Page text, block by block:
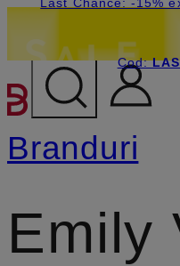
SARI LA
Cod:
Branduri
Emily